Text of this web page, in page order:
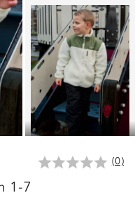
LAVPRIS
(0)
1-7